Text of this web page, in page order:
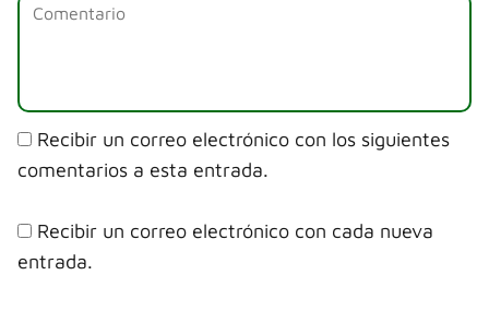
Recibir un correo electrónico con los siguientes
comentarios a esta entrada.
Recibir un correo electrónico con cada nueva
entrada.